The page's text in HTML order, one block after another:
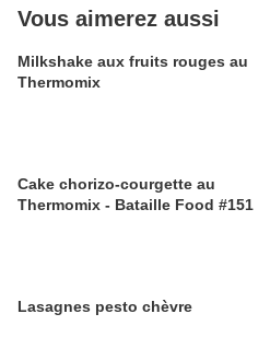
Vous aimerez aussi
Milkshake aux fruits rouges au
Thermomix
Cake chorizo-courgette au
Thermomix - Bataille Food #151
Lasagnes pesto chèvre